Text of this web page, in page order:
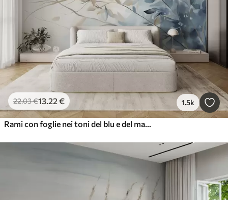
22.03€13.22 € 1.5k
Rami con foglie nei toni del blu e del marrone, sfondo chiaro, morbido e delicato, stile acquerello